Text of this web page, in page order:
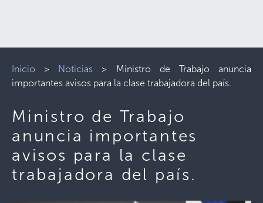
Inicio > Noticias > Ministro de Trabajo anuncia
importantes avisos para la clase trabajadora del país.
Ministro de Trabajo
anuncia importantes
avisos para la clase
trabajadora del país.